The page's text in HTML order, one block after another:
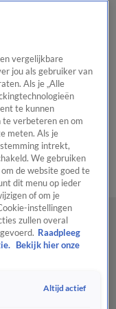
van Hart
Tip de
redactiePanelVideo's
vergelijkbare
jou als gebruiker van
Als je „Alle
te kunnen
te verbeteren en om
meten. Als je
intrekt,
We gebruiken
de website goed te
dit menu op ieder
of om je
instellingen
zullen overal
Raadpleeg
Bekijk hier onze
Altijd actief